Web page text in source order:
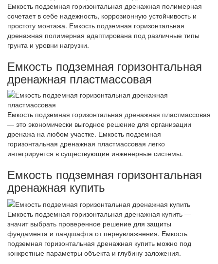
Емкость подземная горизонтальная дренажная полимерная
сочетает в себе надежность, коррозионную устойчивость и
простоту монтажа. Емкость подземная горизонтальная
дренажная полимерная адаптирована под различные типы
грунта и уровни нагрузки.
Емкость подземная горизонтальная
дренажная пластмассовая
Емкость подземная горизонтальная дренажная пластмассовая
— это экономически выгодное решение для организации
дренажа на любом участке. Емкость подземная
горизонтальная дренажная пластмассовая легко
интегрируется в существующие инженерные системы.
Емкость подземная горизонтальная
дренажная купить
Емкость подземная горизонтальная дренажная купить —
значит выбрать проверенное решение для защиты
фундамента и ландшафта от переувлажнения. Емкость
подземная горизонтальная дренажная купить можно под
конкретные параметры объекта и глубину заложения.